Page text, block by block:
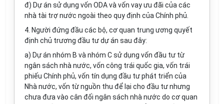
đ) Dự án sử dụng vốn ODA và vốn vay ưu đãi của các
nhà tài trợ nước ngoài theo quy định của Chính phủ.
4. Người đứng đầu các bộ, cơ quan trung ương quyết
định chủ trương đầu tư dự án sau đây:
a) Dự án nhóm B và nhóm C sử dụng vốn đầu tư từ
ngân sách nhà nước, vốn công trái quốc gia, vốn trái
phiếu Chính phủ, vốn tín dụng đầu tư phát triển của
Nhà nước, vốn từ nguồn thu để lại cho đầu tư nhưng
chưa đưa vào cân đối ngân sách nhà nước do cơ quan